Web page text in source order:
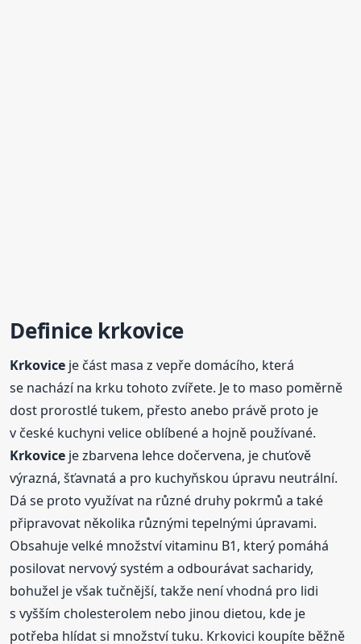
Definice krkovice
Krkovice je část masa z vepře domácího, která
se nachází na krku tohoto zvířete. Je to maso poměrně
dost prorostlé tukem, přesto anebo právě proto je
v české kuchyni velice oblíbené a hojně používané.
Krkovice je zbarvena lehce dočervena, je chuťově
výrazná, šťavnatá a pro kuchyňskou úpravu neutrální.
Dá se proto využívat na různé druhy pokrmů a také
připravovat několika různými tepelnými úpravami.
Obsahuje velké množství vitaminu B1, který pomáhá
posilovat nervový systém a odbourávat sacharidy,
bohužel je však tučnější, takže není vhodná pro lidi
s vyšším cholesterolem nebo jinou dietou, kde je
potřeba hlídat si množství tuku. Krkovici koupíte běžně